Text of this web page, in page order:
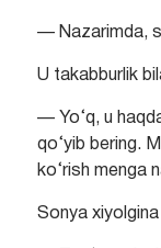
— Nazarimda,
U takabburlik
— Yo‘q, u
qo‘yib bering.
ko‘rish menga
Sonya